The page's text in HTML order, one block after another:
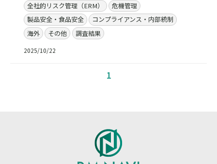
全社的リスク管理（ERM）
危機管理
製品安全・食品安全
コンプライアンス・内部統制
海外
その他 調査結果
2025/10/22
1